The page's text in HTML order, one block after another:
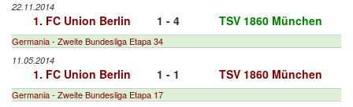
22.11.2014
1. FC Union Berlin 1 - 4 TSV 1860 München
Germania - Zweite Bundesliga Etapa 34
11.05.2014
1. FC Union Berlin 1 - 1 TSV 1860 München
Germania - Zweite Bundesliga Etapa 17